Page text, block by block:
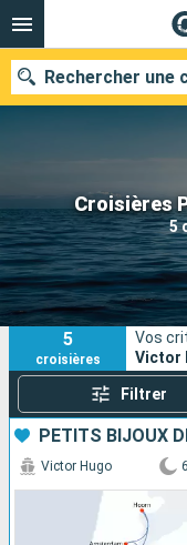
Croisières
5
Rechercher une
Nos destinations
Mois de départ
Ports
5
croisières
Vos
Victor
Filtrer
Victor Hugo